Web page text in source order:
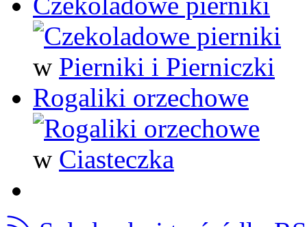
w Pierniki i Pierniczki
Rogaliki orzechowe
w Ciasteczka